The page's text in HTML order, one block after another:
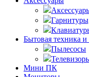
Бытовая техника и
Пылесосы
Мини ПК